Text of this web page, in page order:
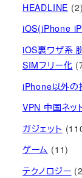
HEADLINE (2)
iOS(iPhone
iOS裏ワザ系
SIMフリー化
iPhone以外の
VPN 中国ネッ
ガジェット
ゲーム (11)
テクノロジー